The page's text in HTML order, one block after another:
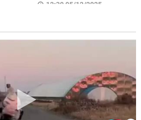
12:30 05/12/2025